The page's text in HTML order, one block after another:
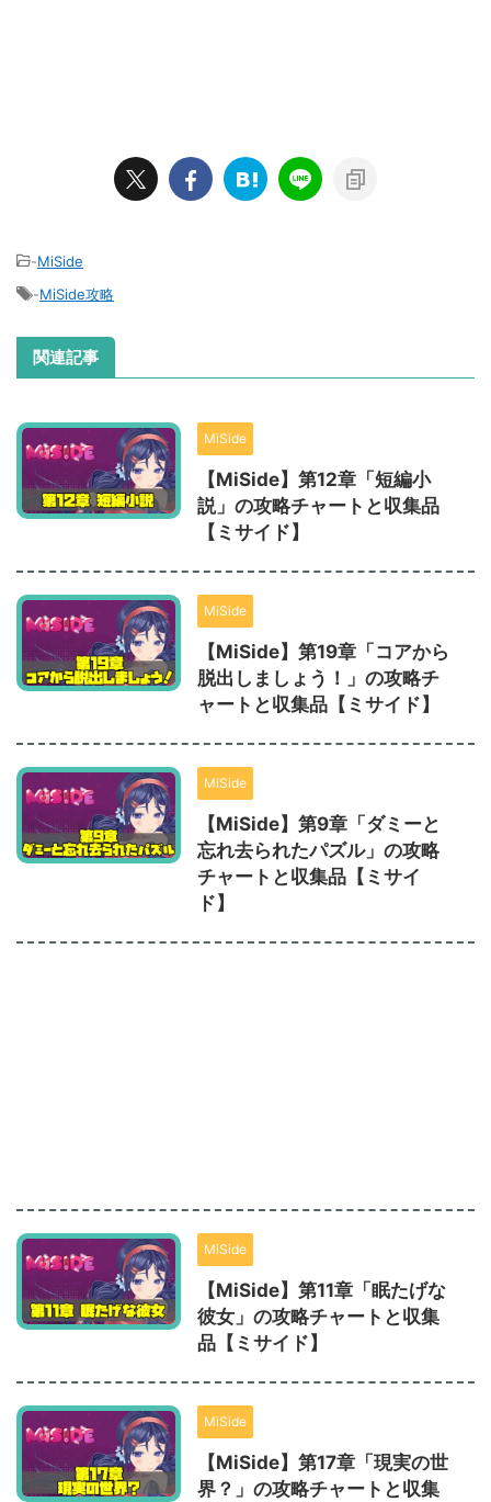
-MiSide
-MiSide攻略
関連記事
MiSide
【MiSide】第12章「短編小
説」の攻略チャートと収集品
【ミサイド】
MiSide
【MiSide】第19章「コアから
脱出しましょう！」の攻略チ
ャートと収集品【ミサイド】
MiSide
【MiSide】第9章「ダミーと
忘れ去られたパズル」の攻略
チャートと収集品【ミサイ
ド】
MiSide
【MiSide】第11章「眠たげな
彼女」の攻略チャートと収集
品【ミサイド】
MiSide
【MiSide】第17章「現実の世
界？」の攻略チャートと収集